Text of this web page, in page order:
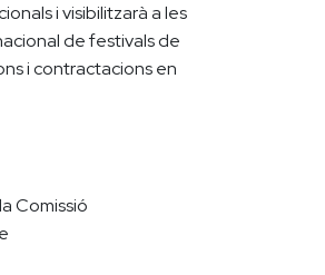
i visibilitzarà a les
de festivals de
i contractacions en
Comissió